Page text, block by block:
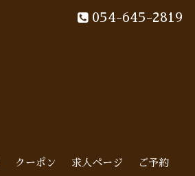
054-645-2819
クーポン 求人ページ
ご予約